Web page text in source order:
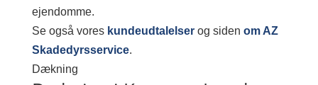
ejendomme.
Se også vores kundeudtalelserog siden om AZ
Skadedyrsservice.
Dækning